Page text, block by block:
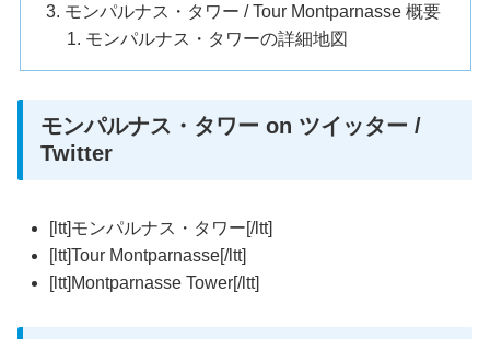
モンパルナス・タワー / Tour Montparnasse 概要
モンパルナス・タワーの詳細地図
モンパルナス・タワー on ツイッター /
Twitter
[ltt]モンパルナス・タワー[/ltt]
[ltt]Tour Montparnasse[/ltt]
[ltt]Montparnasse Tower[/ltt]